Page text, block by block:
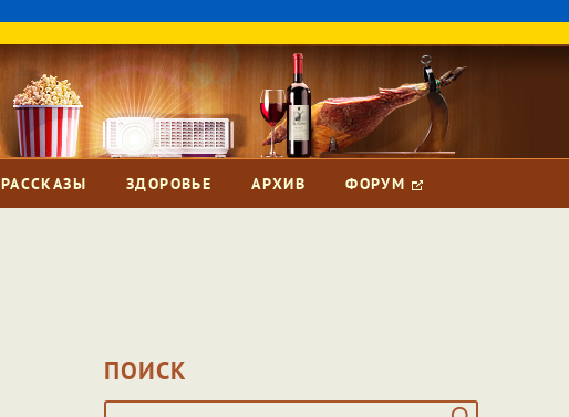
РАССКАЗЫ ЗДОРОВЬЕ АРХИВ ФОРУМ
ПОИСК